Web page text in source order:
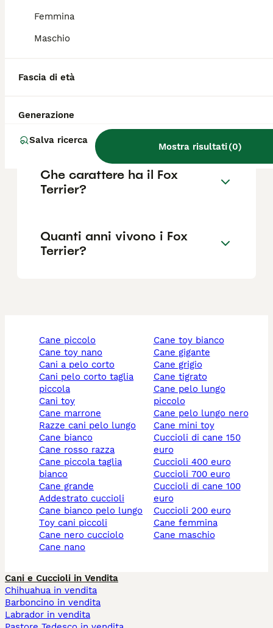
Femmina
Maschio
Fascia di età
Generazione
Salva ricerca
Mostra risultati(0)
sordità congenita.
Quanto costa un cucciolo di
Fox Terrier?
Che carattere ha il Fox
Terrier?
Quanti anni vivono i Fox
Terrier?
cane piccolo
cane toy nano
cani a pelo corto
cani pelo corto taglia
piccola
cani toy
cane marrone
razze cani pelo lungo
cane bianco
cane rosso razza
cane piccola taglia
bianco
cane grande
addestrato cuccioli
cane bianco pelo lungo
toy cani piccoli
cane nero cucciolo
cane nano
cane toy bianco
cane gigante
cane grigio
cane tigrato
cane pelo lungo
piccolo
cane pelo lungo nero
cane mini toy
cuccioli di cane 150
euro
cuccioli 400 euro
cuccioli 700 euro
cuccioli di cane 100
euro
cuccioli 200 euro
cane femmina
cane maschio
Cani e Cuccioli in Vendita
Chihuahua in vendita
Barboncino in vendita
Labrador in vendita